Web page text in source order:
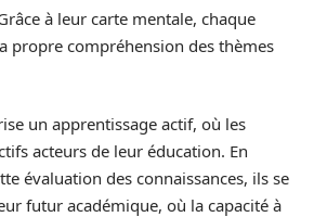
à leur carte mentale, chaque
propre compréhension des thèmes
un apprentissage actif, où les
acteurs de leur éducation. En
évaluation des connaissances, ils se
futur académique, où la capacité à